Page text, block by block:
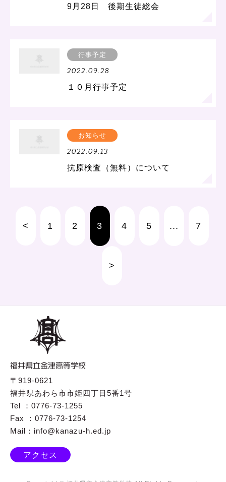
9月28日 後期生徒総会
行事予定
2022.09.28
１０月行事予定
お知らせ
2022.09.13
抗原検査（無料）について
< 1 2 3 4 5 ... 7
>
〒919-0621
福井県あわら市市姫四丁目5番1号
Tel ：0776-73-1255
Fax ：0776-73-1254
Mail：info@kanazu-h.ed.jp
アクセス